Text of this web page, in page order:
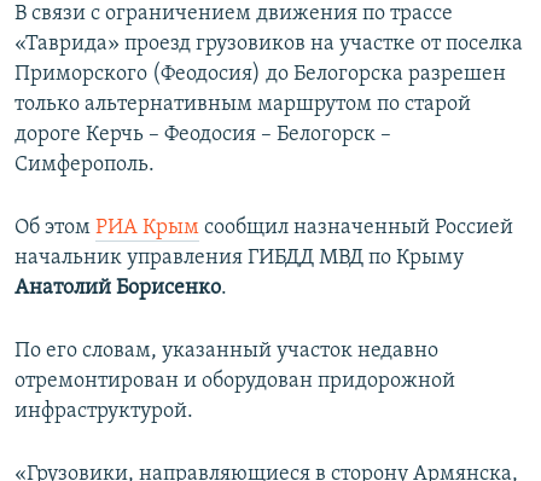
ТЕЛЕПРОЕКТ КРЫМ.РЕАЛИИ
СОВЕТЫ ПРАВОЗАЩИТНИКОВ
ПРОПАВШИЕ БЕЗ ВЕСТИ
ПОБЕДИТЕЛЕЙ НЕ СУДЯТ?
ELIFBE
УКРАИНСКАЯ ПРОБЛЕМА КРЫМА
Українською
Qırımtatar
ПРИСОЕДИНЯЙТЕСЬ!
В связи с ограничением движения по трассе
«Таврида» проезд грузовиков на участке от поселка
Приморского (Феодосия) до Белогорска разрешен
только альтернативным маршрутом по старой
дороге Керчь – Феодосия – Белогорск –
Симферополь.
Об этом РИА Крым сообщил назначенный Россией
начальник управления ГИБДД МВД по Крыму
Анатолий Борисенко.
По его словам, указанный участок недавно
отремонтирован и оборудован придорожной
инфраструктурой.
«Грузовики, направляющиеся в сторону Армянска,